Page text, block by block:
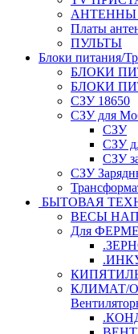
АНТЕННЫ
Платы
ПУЛЬТЫ
Блоки питания/
БЛОКИ
БЛОКИ
СЗУ 18650
СЗУ для
СЗУ
СЗУ
СЗУ
СЗУ
БЫТОВАЯ
ВЕСЫ
Для
КЛИМАТ/